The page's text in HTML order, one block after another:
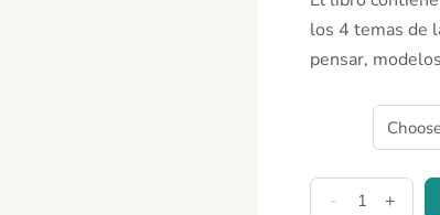
los 4 temas de
pensar,
- +